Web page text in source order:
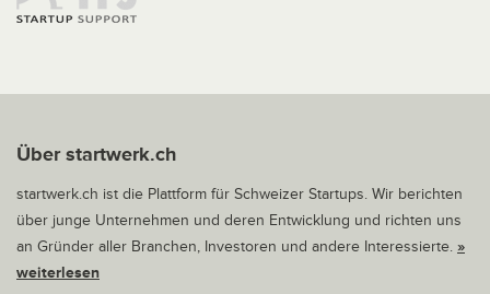
Über startwerk.ch
startwerk.ch ist die Plattform für Schweizer Startups. Wir berichten
über junge Unternehmen und deren Entwicklung und richten uns
an Gründer aller Branchen, Investoren und andere Interessierte. »
weiterlesen